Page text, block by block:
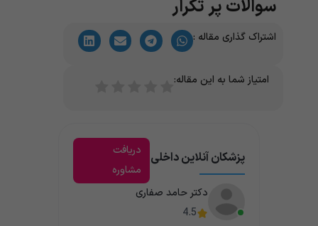
سوالات پر تکرار
اشتراک گذاری مقاله :
امتیاز شما به این مقاله:
پزشکان آنلاین داخلی
دریافت
مشاوره
دکتر حامد صفاری
4.5